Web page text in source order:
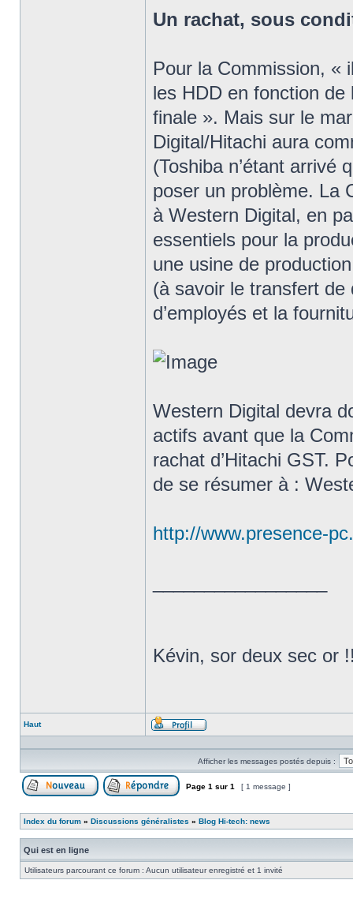
Un rachat, sous
Pour la Commission, «
les HDD en fonction
finale ». Mais sur le
Digital/Hitachi aura
(Toshiba n’étant arrivé
poser un problème. La
à Western Digital, en
essentiels pour la
une usine de
(à savoir le transfert
d’employés et la
Western Digital devra
actifs avant que la
rachat d’Hitachi GST.
de se résumer à :
http://www.presence-
Kévin, sor deux sec or
Haut
Profil
Afficher les messages postés depuis :
Page 1 sur 1 [ 1 message ]
Index du forum » Discussions généralistes » Blog Hi-tech: news
Qui est en ligne
Utilisateurs parcourant ce forum : Aucun utilisateur enregistré et 1 invité